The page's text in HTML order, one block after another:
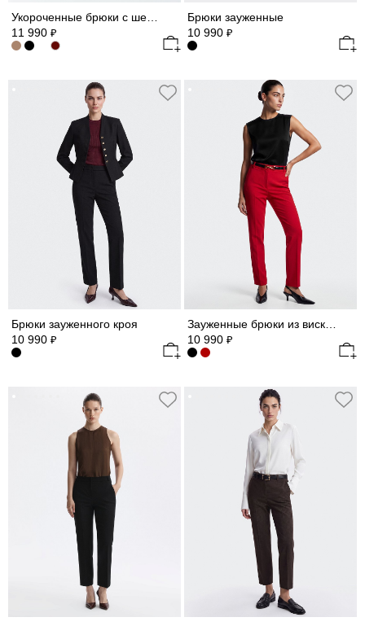
11 990 ₽
Брюки зауженные
10 990 ₽
Брюки зауженного кроя
10 990 ₽
10 990 ₽